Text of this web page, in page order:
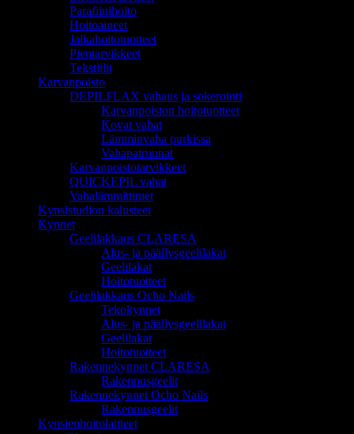
Parafiinihoito
Hoitoaineet
Jalkahoitotuotteet
Pientarvikkeet
Tekstiilit
Karvanpoisto
DEPILFLAX vahaus ja sokerointi
Karvanpoiston hoitotuotteet
Kovat vahat
Lämminvaha purkissa
Vahapatruunat
Karvanpoistotarvikkeet
QUICKEPIL vahat
Vahalämmittimet
Kynsistudion kalusteet
Kynnet
Geelilakkaus CLARESA
Alus- ja päällysgeelilakat
Geelilakat
Hoitotuotteet
Geelilakkaus Ocho Nails
Tekokynnet
Alus- ja päällysgeelilakat
Geelilakat
Hoitotuotteet
Rakennekynnet CLARESA
Rakennusgeelit
Rakennekynnet Ocho Nails
Rakennusgeelit
Kynsienhoitolaitteet